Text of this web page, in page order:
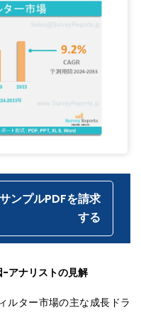
サンプルPDFを請求
する
-アナリストの見解
ルター市場の主な成長ドラ